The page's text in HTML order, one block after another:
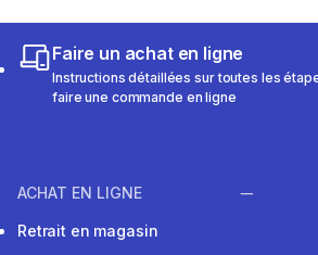
Faire un achat en ligne
Instructions détaillées sur toutes les
faire une commande en ligne
ACHAT EN LIGNE
Retrait en magasin